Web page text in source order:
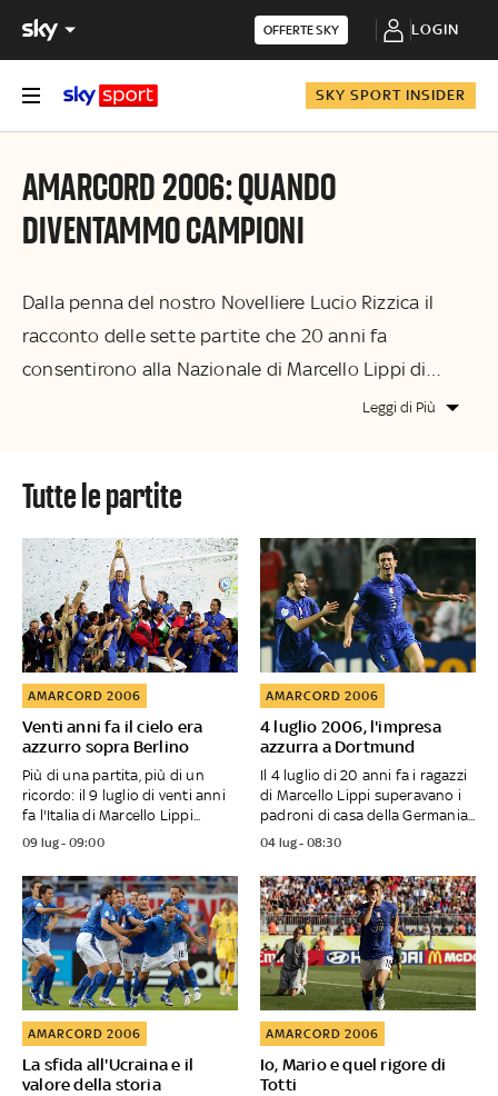
OFFERTE SKY LOGIN
SKY SPORT INSIDER
AMARCORD 2006: QUANDO
DIVENTAMMO CAMPIONI
Dalla penna del nostro Novelliere Lucio Rizzica il
racconto delle sette partite che 20 anni fa
consentirono alla Nazionale di Marcello Lippi di
Leggi di Più
tutte le partite
Venti anni fa il cielo era
azzurro sopra Berlino
AMARCORD 2006
Più di una partita, più di un
ricordo: il 9 luglio di venti anni
fa l'Italia di Marcello Lippi...
09 lug - 09:00
4 luglio 2006, l'impresa
azzurra a Dortmund
AMARCORD 2006
Il 4 luglio di 20 anni fa i ragazzi
di Marcello Lippi superavano i
padroni di casa della Germania...
04 lug - 08:30
La sfida all'Ucraina e il
valore della storia
AMARCORD 2006
Io, Mario e quel rigore di
Totti
AMARCORD 2006